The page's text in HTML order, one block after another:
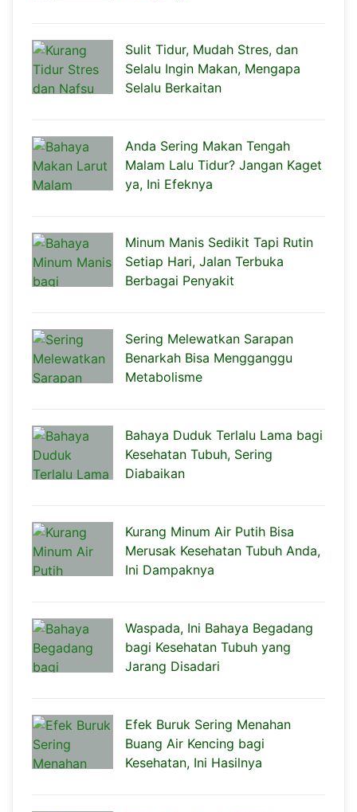
Sulit Tidur, Mudah Stres, dan
Selalu Ingin Makan, Mengapa
Selalu Berkaitan
Anda Sering Makan Tengah
Malam Lalu Tidur? Jangan Kaget
ya, Ini Efeknya
Minum Manis Sedikit Tapi Rutin
Setiap Hari, Jalan Terbuka
Berbagai Penyakit
Sering Melewatkan Sarapan
Benarkah Bisa Mengganggu
Metabolisme
Bahaya Duduk Terlalu Lama bagi
Kesehatan Tubuh, Sering
Diabaikan
Kurang Minum Air Putih Bisa
Merusak Kesehatan Tubuh Anda,
Ini Dampaknya
Waspada, Ini Bahaya Begadang
bagi Kesehatan Tubuh yang
Jarang Disadari
Efek Buruk Sering Menahan
Buang Air Kencing bagi
Kesehatan, Ini Hasilnya